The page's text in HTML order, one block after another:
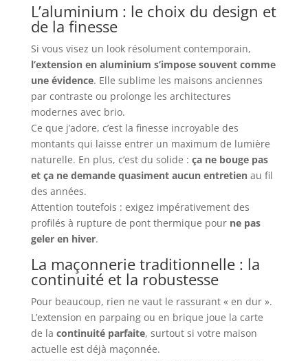
L’aluminium : le choix du design et
de la finesse
Si vous visez un look résolument contemporain,
l’extension en aluminium s’impose souvent comme
une évidence. Elle sublime les maisons anciennes
par contraste ou prolonge les architectures
modernes avec brio.
Ce que j’adore, c’est la finesse incroyable des
montants qui laisse entrer un maximum de lumière
naturelle. En plus, c’est du solide : ça ne bouge pas
et ça ne demande quasiment aucun entretienau fil
des années.
Attention toutefois : exigez impérativement des
profilés à rupture de pont thermique pour ne pas
geler en hiver.
La maçonnerie traditionnelle : la
continuité et la robustesse
Pour beaucoup, rien ne vaut le rassurant « en dur ».
L’extension en parpaing ou en brique joue la carte
de la continuité parfaite, surtout si votre maison
actuelle est déjà maçonnée.